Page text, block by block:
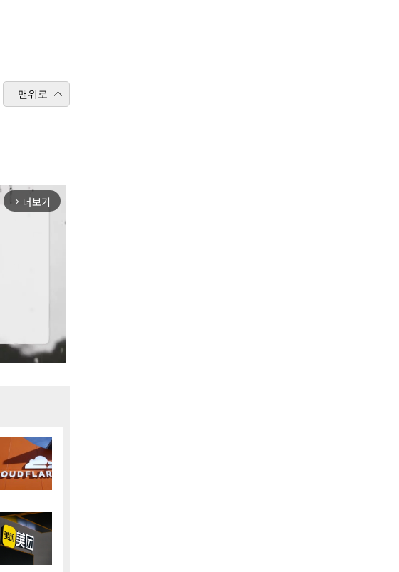
맨위로
arrow_forward_ios 더보기